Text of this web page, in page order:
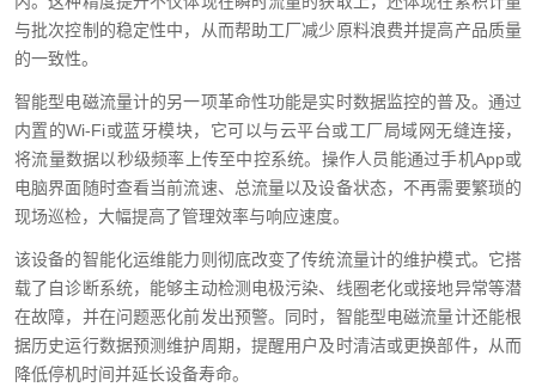
与批次控制的稳定性中，从而帮助工厂减少原料浪费并提高产品质量
的一致性。
智能型电磁流量计的另一项革命性功能是实时数据监控的普及。通过
内置的Wi-Fi或蓝牙模块，它可以与云平台或工厂局域网无缝连接，
将流量数据以秒级频率上传至中控系统。操作人员能通过手机App或
电脑界面随时查看当前流速、总流量以及设备状态，不再需要繁琐的
现场巡检，大幅提高了管理效率与响应速度。
该设备的智能化运维能力则彻底改变了传统流量计的维护模式。它搭
载了自诊断系统，能够主动检测电极污染、线圈老化或接地异常等潜
在故障，并在问题恶化前发出预警。同时，智能型电磁流量计还能根
据历史运行数据预测维护周期，提醒用户及时清洁或更换部件，从而
降低停机时间并延长设备寿命。